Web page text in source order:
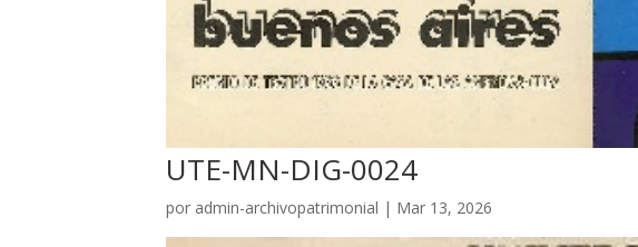
UTE-MN-DIG-0024
por admin-archivopatrimonial | Mar 13, 2026